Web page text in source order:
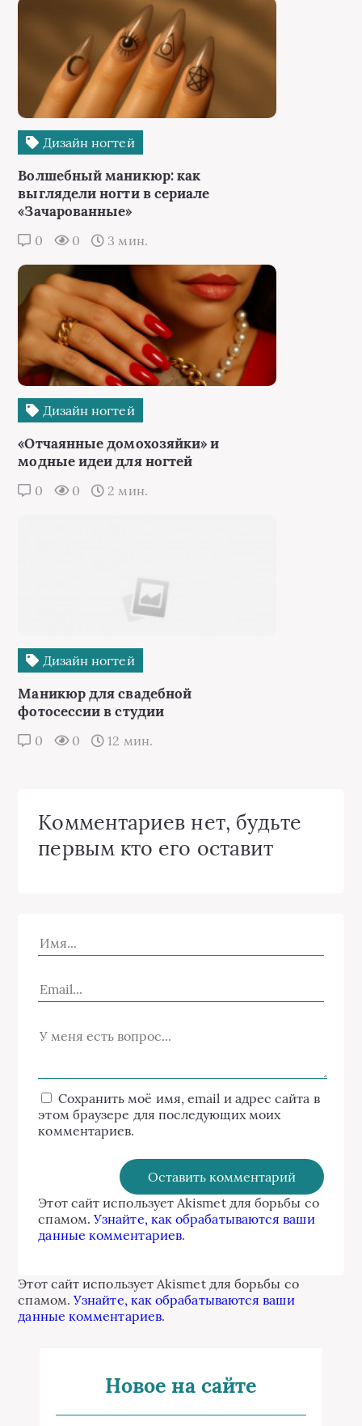
Дизайн ногтей
Волшебный маникюр: как
выглядели ногти в сериале
«Зачарованные»
0 0 3 мин.
Дизайн ногтей
«Отчаянные домохозяйки» и
модные идеи для ногтей
0 0 2 мин.
Дизайн ногтей
Маникюр для свадебной
фотосессии в студии
0 0 12 мин.
Комментариев нет, будьте
первым кто его оставит
Сохранить моё имя, email и адрес сайта в
этом браузере для последующих моих
комментариев.
Этот сайт использует Akismet для борьбы со
спамом.Узнайте, как обрабатываются ваши
данные комментариев.
Этот сайт использует Akismet для борьбы со
спамом.Узнайте, как обрабатываются ваши
данные комментариев.
Новое на сайте